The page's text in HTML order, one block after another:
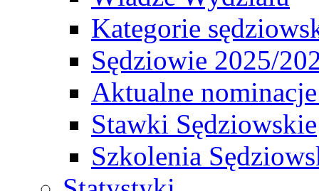
Kategorie
Sędziowie 2025/
Aktualne
Stawki Sędziowskie
Szkolenia